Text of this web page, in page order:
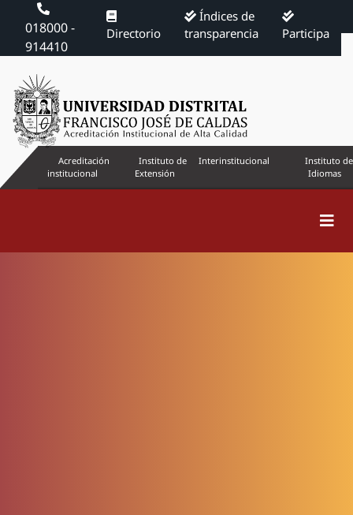
018000 -
914410
Directorio
Índices de
transparencia
Participa
Acreditación
institucional
Instituto de
Extensión
Interinstitucional
Instituto de
Idiomas